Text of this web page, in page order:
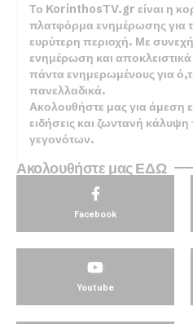
Το KorinthosTV.gr είναι η
πλατφόρμα ενημέρωσης για
ευρύτερη περιοχή. Με
ενημέρωση και
πάντα ενημερωμένους για
πανελλαδικά.
Ακολουθήστε μας για άμεση
ειδήσεις και ζωντανή
γεγονότων.
Ακολουθήστε μας ΕΔΩ
Facebook
Youtube